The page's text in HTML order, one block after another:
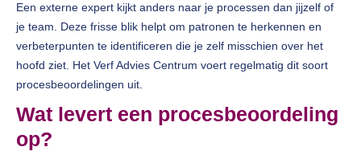
Een externe expert kijkt anders naar je processen dan jijzelf of
je team. Deze frisse blik helpt om patronen te herkennen en
verbeterpunten te identificeren die je zelf misschien over het
hoofd ziet. Het Verf Advies Centrum voert regelmatig dit soort
procesbeoordelingen uit.
Wat levert een procesbeoordeling
op?